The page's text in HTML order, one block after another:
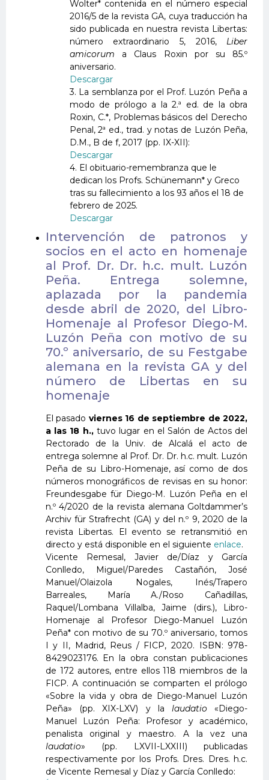
Wolter* contenida en el número especial
2016/5 de la revista GA, cuya traducción ha
sido publicada en nuestra revista Libertas:
número extraordinario 5, 2016, Liber
amicorum a Claus Roxin por su 85.º
aniversario.
Descargar
3. La semblanza por el Prof. Luzón Peña a
modo de prólogo a la 2.ª ed. de la obra
Roxin, C.*, Problemas básicos del Derecho
Penal, 2ª ed., trad. y notas de Luzón Peña,
D.M., B de f, 2017 (pp. IX-XII):
Descargar
4. El obituario-remembranza que le
dedican los Profs. Schünemann* y Greco
tras su fallecimiento a los 93 años el 18 de
febrero de 2025.
Descargar
Intervención de patronos y
socios en el acto en homenaje
al Prof. Dr. Dr. h.c. mult. Luzón
Peña. Entrega solemne,
aplazada por la pandemia
desde abril de 2020, del Libro-
Homenaje al Profesor Diego-M.
Luzón Peña con motivo de su
70.º aniversario, de su Festgabe
alemana en la revista GA y del
número de Libertas en su
homenaje
El pasado viernes 16 de septiembre de 2022,
a las 18 h.,tuvo lugar en el Salón de Actos del
Rectorado de la Univ. de Alcalá el acto de
entrega solemne al Prof. Dr. Dr. h.c. mult. Luzón
Peña de su Libro-Homenaje, así como de dos
números monográficos de revisas en su honor:
Freundesgabe für Diego-M. Luzón Peña en el
n.º 4/2020 de la revista alemana Goltdammer’s
Archiv für Strafrecht (GA) y del n.º 9, 2020 de la
revista Libertas. El evento se retransmitió en
directo y está disponible en el siguiente enlace.
Vicente Remesal, Javier de/Díaz y García
Conlledo, Miguel/Paredes Castañón, José
Manuel/Olaizola Nogales, Inés/Trapero
Barreales, María A./Roso Cañadillas,
Raquel/Lombana Villalba, Jaime (dirs.), Libro-
Homenaje al Profesor Diego-Manuel Luzón
Peña* con motivo de su 70.º aniversario, tomos
I y II, Madrid, Reus / FICP, 2020. ISBN: 978-
8429023176. En la obra constan publicaciones
de 172 autores, entre ellos 118 miembros de la
FICP. A continuación se comparten el prólogo
«Sobre la vida y obra de Diego-Manuel Luzón
Peña» (pp. XIX-LXV) y lalaudatio «Diego-
Manuel Luzón Peña: Profesor y académico,
penalista original y maestro. A la vez una
laudatio» (pp. LXVII-LXXIII) publicadas
respectivamente por los Profs. Dres. Dres. h.c.
de Vicente Remesal y Díaz y García Conlledo: